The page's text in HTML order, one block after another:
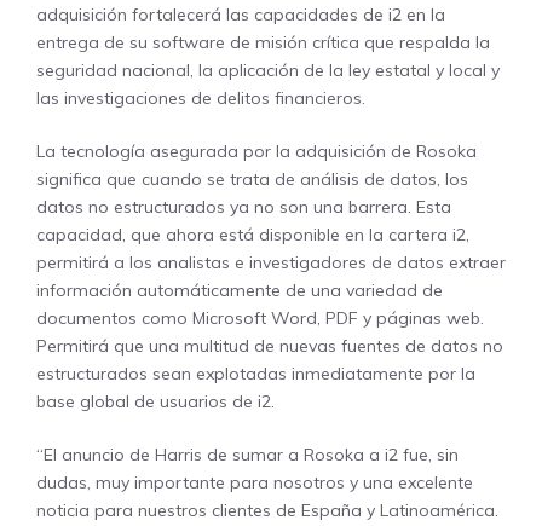
adquisición fortalecerá las capacidades de i2 en la
entrega de su software de misión crítica que respalda la
seguridad nacional, la aplicación de la ley estatal y local y
las investigaciones de delitos financieros.
La tecnología asegurada por la adquisición de Rosoka
significa que cuando se trata de análisis de datos, los
datos no estructurados ya no son una barrera. Esta
capacidad, que ahora está disponible en la cartera i2,
permitirá a los analistas e investigadores de datos extraer
información automáticamente de una variedad de
documentos como Microsoft Word, PDF y páginas web.
Permitirá que una multitud de nuevas fuentes de datos no
estructurados sean explotadas inmediatamente por la
base global de usuarios de i2.
“El anuncio de Harris de sumar a Rosoka a i2 fue, sin
dudas, muy importante para nosotros y una excelente
noticia para nuestros clientes de España y Latinoamérica.